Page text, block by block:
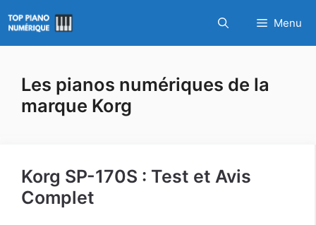
au
contenu
Menu
Les pianos numériques de la
marque Korg
Korg SP-170S : Test et Avis
Complet